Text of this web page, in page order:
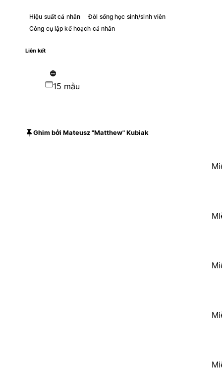
Hiệu suất cá nhân
Đời sống học sinh/sinh viên
Công cụ lập kế hoạch cá nhân
Liên kết
15 mẫu
Ghim bởi Mateusz "Matthew" Kubiak